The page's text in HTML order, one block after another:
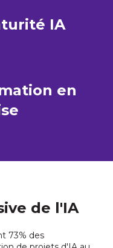
IA
en
de l'IA
73% des